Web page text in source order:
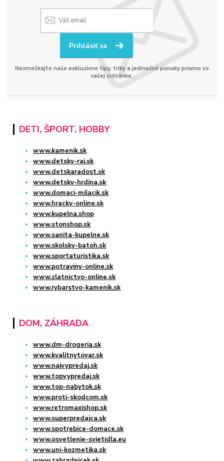
Prihlásiť sa
Nezmeškajte naše exkluzívne tipy, triky a jedinečné ponuky priamo vo
vašej schránke.
DETI, ŠPORT, HOBBY
www.kamenik.sk
www.detsky-raj.sk
www.detskaradost.sk
www.detsky-hrdina.sk
www.domaci-milacik.sk
www.hracky-online.sk
www.kupelna.shop
www.stonshop.sk
www.sanita-kupelne.sk
www.skolsky-batoh.sk
www.sportaturistika.sk
www.potraviny-online.sk
www.zlatnictvo-online.sk
www.rybarstvo-kamenik.sk
DOM, ZÁHRADA
www.dm-drogeria.sk
www.kvalitnytovar.sk
www.najvypredaj.sk
www.topvypredaj.sk
www.top-nabytok.sk
www.proti-skodcom.sk
www.retromaxishop.sk
www.superpredajca.sk
www.spotrebice-domace.sk
www.osvetlenie-svietidla.eu
www.uni-kozmetika.sk